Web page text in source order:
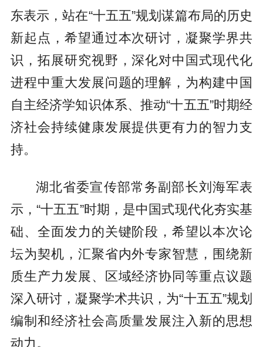
东表示，站在“十五五”规划谋篇布局的历史
新起点，希望通过本次研讨，凝聚学界共
识，拓展研究视野，深化对中国式现代化
进程中重大发展问题的理解，为构建中国
自主经济学知识体系、推动“十五五”时期经
济社会持续健康发展提供更有力的智力支
持。
湖北省委宣传部常务副部长刘海军表
示，“十五五”时期，是中国式现代化夯实基
础、全面发力的关键阶段，希望以本次论
坛为契机，汇聚省内外专家智慧，围绕新
质生产力发展、区域经济协同等重点议题
深入研讨，凝聚学术共识，为“十五五”规划
编制和经济社会高质量发展注入新的思想
动力。